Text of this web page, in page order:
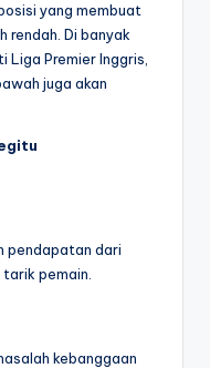
yang membuat
rendah. Di banyak
Premier Inggris,
juga akan
pendapatan dari
pemain.
kebanggaan